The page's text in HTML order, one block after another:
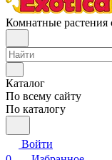
Комнатные растения
Каталог
По всему сайту
По каталогу
Войти